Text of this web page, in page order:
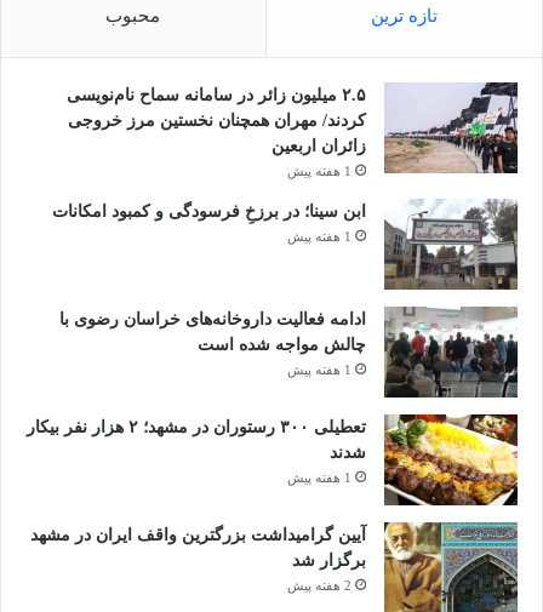
تازه ترین محبوب
۲.۵ میلیون زائر در سامانه سماح نام‌نویسی
کردند/ مهران همچنان نخستین مرز خروجی
زائران اربعین
1 هفته پیش
ابن سینا؛ در برزخِ فرسودگی و کمبود امکانات
1 هفته پیش
ادامه فعالیت داروخانه‌های خراسان رضوی با
چالش مواجه شده است
1 هفته پیش
تعطیلی ۳۰۰ رستوران در مشهد؛ ۲ هزار نفر بیکار
شدند
1 هفته پیش
آیین گرامیداشت بزرگترین واقف ایران در مشهد
برگزار شد
2 هفته پیش